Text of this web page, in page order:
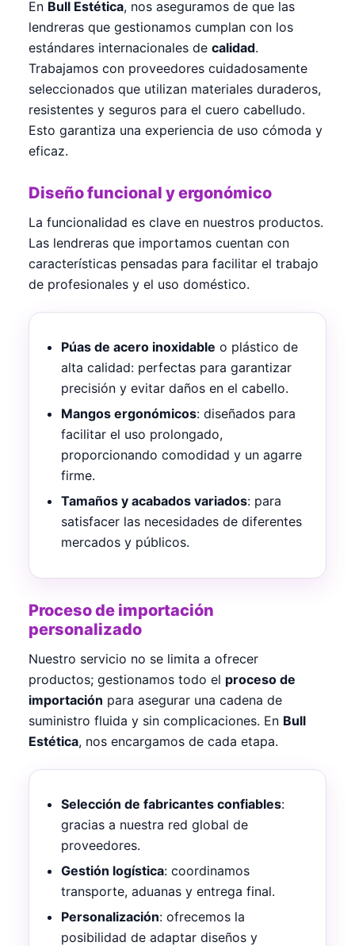
En Bull Estética, nos aseguramos de que las
lendreras que gestionamos cumplan con los
estándares internacionales de calidad.
Trabajamos con proveedores cuidadosamente
seleccionados que utilizan materiales duraderos,
resistentes y seguros para el cuero cabelludo.
Esto garantiza una experiencia de uso cómoda y
eficaz.
Diseño funcional y ergonómico
La funcionalidad es clave en nuestros productos.
Las lendreras que importamos cuentan con
características pensadas para facilitar el trabajo
de profesionales y el uso doméstico.
Púas de acero inoxidable o plástico de
alta calidad: perfectas para garantizar
precisión y evitar daños en el cabello.
Mangos ergonómicos: diseñados para
facilitar el uso prolongado,
proporcionando comodidad y un agarre
firme.
Tamaños y acabados variados: para
satisfacer las necesidades de diferentes
mercados y públicos.
Proceso de importación
personalizado
Nuestro servicio no se limita a ofrecer
productos; gestionamos todo el proceso de
importación para asegurar una cadena de
suministro fluida y sin complicaciones. En Bull
Estética, nos encargamos de cada etapa.
Selección de fabricantes confiables:
gracias a nuestra red global de
proveedores.
Gestión logística: coordinamos
transporte, aduanas y entrega final.
Personalización: ofrecemos la
posibilidad de adaptar diseños y